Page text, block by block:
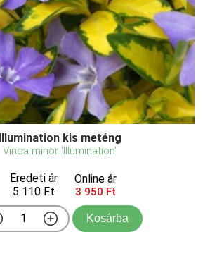
Illumination kis meténg
Vinca minor 'Illumination'
Eredeti ár
5 110 Ft
Online ár
3 950 Ft
Kosárba